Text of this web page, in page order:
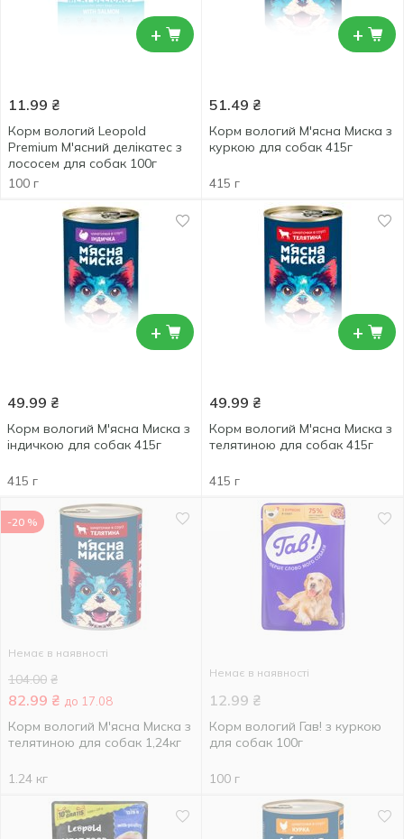
+
11.99 ₴
Корм вологий Leopold
Premium М'ясний делікатес з
лососем для собак 100г
100 г
+
51.49 ₴
Корм вологий М'ясна Миска з
куркою для собак 415г
415 г
+
49.99 ₴
Корм вологий М'ясна Миска з
індичкою для собак 415г
415 г
+
49.99 ₴
Корм вологий М'ясна Миска з
телятиною для собак 415г
415 г
-20 %
Немає в наявності
104.00 ₴
82.99 ₴ до 17.08
Корм вологий М'ясна Миска з
телятиною для собак 1,24кг
1.24 кг
Немає в наявності
12.99 ₴
Корм вологий Гав! з куркою
для собак 100г
100 г